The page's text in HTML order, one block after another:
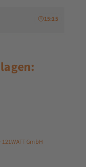
15:15
GmbH